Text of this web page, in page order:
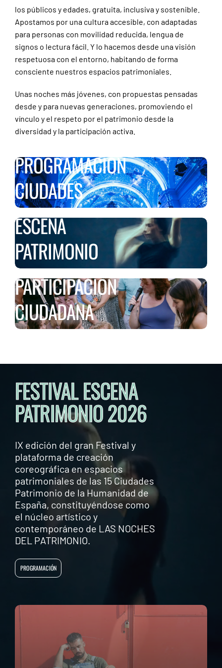
los públicos y edades, gratuita, inclusiva y sostenible.
Apostamos por una cultura accesible, con adaptadas
para personas con movilidad reducida, lengua de
signos o lectura fácil. Y lo hacemos desde una visión
respetuosa con el entorno, habitando de forma
consciente nuestros espacios patrimoniales.
Unas noches más jóvenes, con propuestas pensadas
desde y para nuevas generaciones, promoviendo el
vínculo y el respeto por el patrimonio desde la
diversidad y la participación activa.
PROGRAMACIÓN
CIUDADES
ESCENA
PATRIMONIO
PARTICIPACIÓN
CIUDADANA
MARITA MARTÍNEZ-REY Y
JUAN RAMÍREZ (CÍA.
GEA.PSEUDÓNIMO CÍA
(CHILE) & CRUDO
MARÍA DEL MAR SUÁREZ,
JUAN CARLOS LÉRIDA Y
GEA.PSEUDÓNIMO CÍA
(CHILE) & CRUDO
DAVID CORIA. HELENA
DAVID CORIA. FLORENCIA
FESTIVAL ESCENA
PATRIMONIO 2026
IX edición del gran Festival y
plataforma de creación
coreográfica en espacios
patrimoniales de las 15 Ciudades
Patrimonio de la Humanidad de
España, constituyéndose como
el núcleo artístico y
contemporáneo de LAS NOCHES
DEL PATRIMONIO.
PROGRAMACIÓN